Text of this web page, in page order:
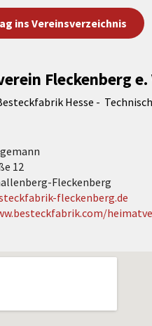
ins Vereinsverzeichnis
Fleckenberg e.
Hesse -
12
Fleckenberg
fleckenberg.de